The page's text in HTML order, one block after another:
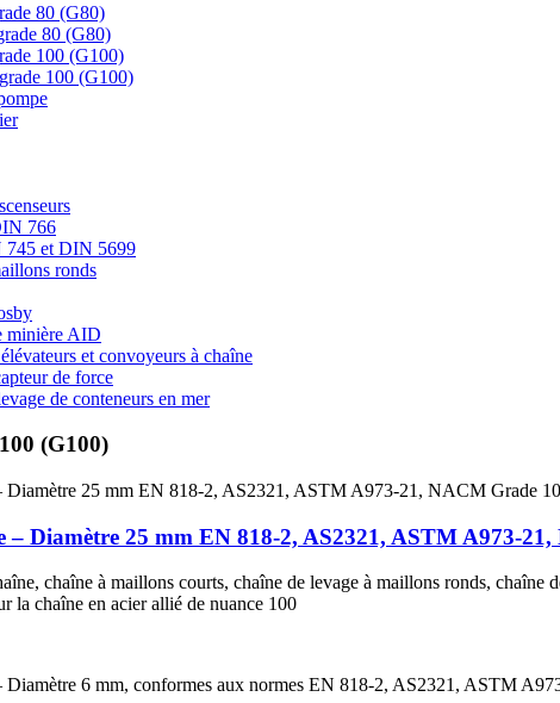
80 (G80)
80 (G80)
100 (G100)
100 (G100)
766
745 et DIN 5699
ronds
minière AID
et convoyeurs à chaîne
de force
de conteneurs en mer
(G100)
– Diamètre 25 mm EN 818-2, AS2321, ASTM A973-
chaîne à maillons courts, chaîne de levage à maillons ronds,
la chaîne en acier allié de nuance 100